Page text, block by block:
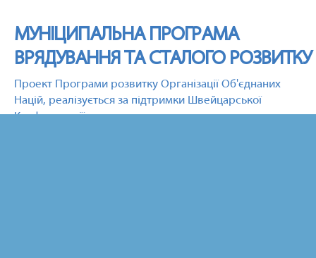
МУНІЦИПАЛЬНА ПРОГРАМА
ВРЯДУВАННЯ ТА СТАЛОГО РОЗВИТКУ
Проект Програми розвитку Організації Об'єднаних
Націй, реалізується за підтримки Швейцарської
Конфедерації